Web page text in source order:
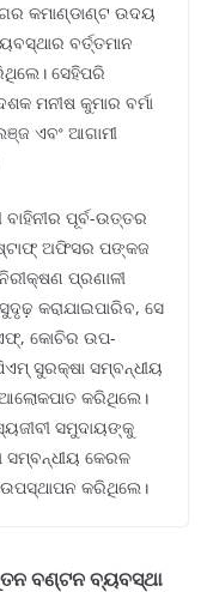
କମାଣ୍ଡାଣ୍ଟ ଉଦୟ
ବର୍ତ୍ତମାନ
ସେହିପରି
ମନୀଷ କୁମାର ବର୍ମା
ଏବଂ ଆଗାମୀ
ପୂର୍ବ-ଉତ୍ତର
ଅଫିସର ପଙ୍କଜ
ପ୍ରଣାଳୀ
କରାଯାଇପାରିବ, ସେ
କୋଚିର ଉପ-
ସୁରକ୍ଷା ସମ୍ବନ୍ଧୀୟ
କରିଥିଲେ।
ସମୁଦାୟଙ୍କୁ
ସମ୍ବନ୍ଧୀୟ କେରଳ
କରିଥିଲେ।
ବଣ୍ଟନ ବ୍ୟବସ୍ଥା